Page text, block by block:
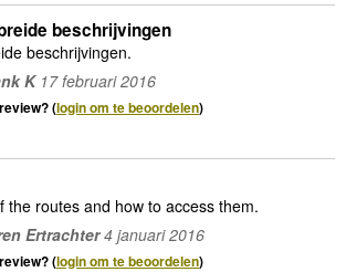
beschrijvingen
beschrijvingen.
K17 februari 2016
(login om te beoordelen)
the routes and how to access them.
Ertrachter4 januari 2016
(login om te beoordelen)